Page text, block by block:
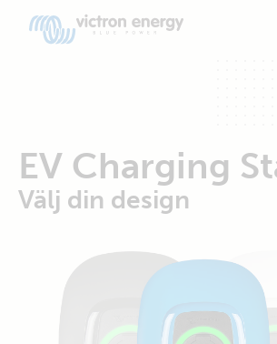
EV Charging
Välj din design